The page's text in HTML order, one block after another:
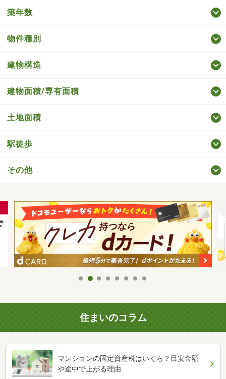
築年数
物件種別
建物構造
建物面積/専有面積
土地面積
駅徒歩
その他
住まいのコラム
マンションの固定資産税はいくら？目安金額
や途中で上がる理由